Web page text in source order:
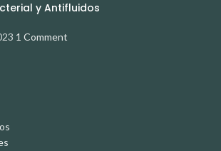
y Antifluidos
1 Comment